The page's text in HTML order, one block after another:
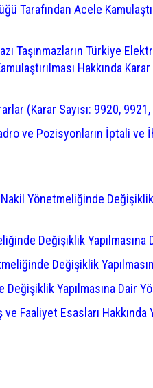
Tarafından Acele
Taşınmazların Türkiye
Hakkında Karar
(Karar Sayısı: 9920,
ve Pozisyonların İptali ve
Yönetmeliğinde Değişiklik
Değişiklik Yapılmasına
Değişiklik
Yapılmasına Dair
Faaliyet Esasları Hakkında